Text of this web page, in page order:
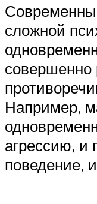
сложной
совершенно
Например,
агрессию, и
поведение,